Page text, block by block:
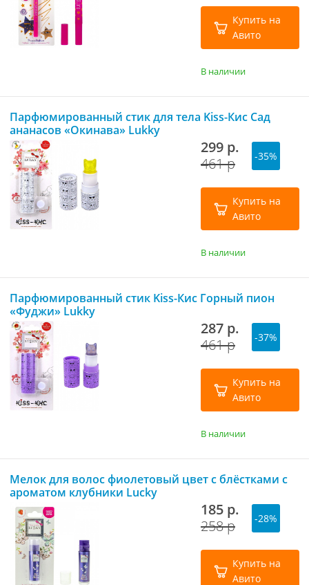
Купить на
Авито
В наличии
Парфюмированный стик для тела Kiss-Кис Сад
ананасов «Окинава» Lukky
299 р.
461 р
-35%
Купить на
Авито
В наличии
Парфюмированный стик Kiss-Кис Горный пион
«Фуджи» Lukky
287 р.
461 р
-37%
Купить на
Авито
В наличии
Мелок для волос фиолетовый цвет с блёстками с
ароматом клубники Lucky
185 р.
258 р
-28%
Купить на
Авито